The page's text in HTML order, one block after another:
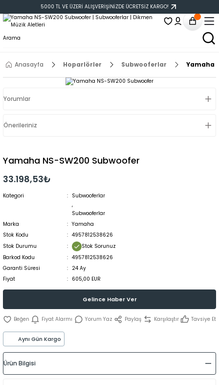
5000 TL VE ÜZERİ ALIŞVERİŞİNİZDE ÜCRETSİZ KARGO!
Anasayfa Hoparlörler Subwooferlar Yamaha
Yorumlar
Önerileriniz
Yamaha NS-SW200 Subwoofer
33.198,53₺
Kategori
Subwooferlar
,
Subwooferlar
Marka
Yamaha
Stok Kodu
4957812538626
Stok Durumu
Stok Sorunuz
Barkod Kodu
4957812538626
Garanti Süresi
24 Ay
Fiyat
605,00 EUR
Gelince Haber Ver
Fiyat Alarmı Yorum Yaz Paylaş Karşılaştır Tavsiye Et
Aynı Gün Kargo
Ürün Bilgisi